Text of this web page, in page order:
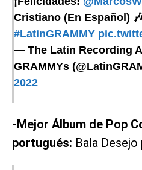
Cristiano (En Español)
#LatinGRAMMY
— The Latin Recording
GRAMMYs
2022
-Mejor Álbum de Pop
portugués: Bala Desejo